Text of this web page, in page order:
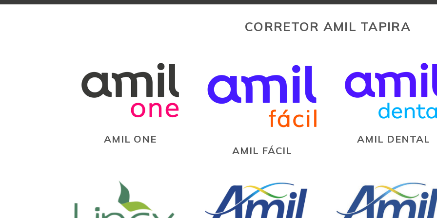
CORRETOR AMIL TAPIRA
AMIL ONE
AMIL FÁCIL
AMIL DENTAL